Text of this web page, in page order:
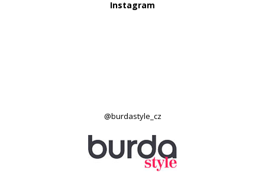
Instagram
@burdastyle_cz